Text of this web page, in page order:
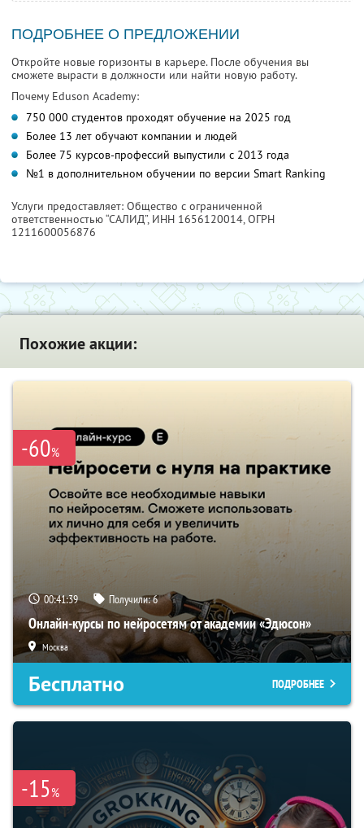
ПОДРОБНЕЕ О ПРЕДЛОЖЕНИИ
Откройте новые горизонты в карьере. После обучения вы
сможете вырасти в должности или найти новую работу.
Почему Eduson Academy:
750 000 студентов проходят обучение на 2025 год
Более 13 лет обучают компании и людей
Более 75 курсов-профессий выпустили с 2013 года
№1 в дополнительном обучении по версии Smart Ranking
Услуги предоставляет: Общество с ограниченной
ответственностью “САЛИД”, ИНН 1656120014, ОГРН
1211600056876
Похожие акции:
-60%
00:41:38 Получили:6
Онлайн-курсы по нейросетям от академии «Эдюсон»
Москва
Бесплатно ПОДРОБНЕЕ
-15%